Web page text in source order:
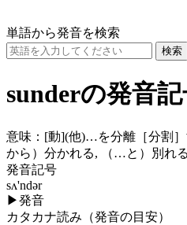
単語から発音を検索
sunderの発音
意味： [動](他)…を分離［分割
から）分かれる, （…と）別
発音記号
sʌ'ndər
▶発音
カタカナ読み（発音の目安）